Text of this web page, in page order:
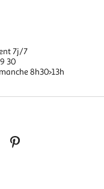
7j/7
30
8h30>13h